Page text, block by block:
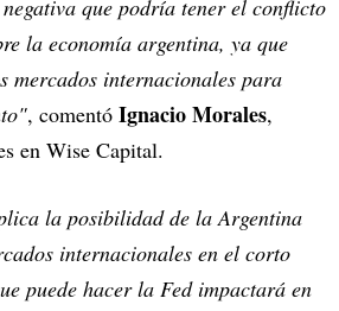
que podría tener el conflicto
la economía argentina, ya que
mercados internacionales para
, comentó Ignacio Morales,
en Wise Capital.
la posibilidad de la Argentina
internacionales en el corto
puede hacer la Fed impactará en